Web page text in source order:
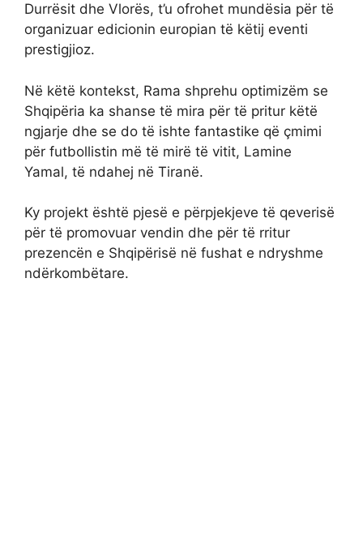
Durrësit dhe Vlorës, t’u ofrohet mundësia për të
organizuar edicionin europian të këtij eventi
prestigjioz.
Në këtë kontekst, Rama shprehu optimizëm se
Shqipëria ka shanse të mira për të pritur këtë
ngjarje dhe se do të ishte fantastike që çmimi
për futbollistin më të mirë të vitit, Lamine
Yamal, të ndahej në Tiranë.
Ky projekt është pjesë e përpjekjeve të qeverisë
për të promovuar vendin dhe për të rritur
prezencën e Shqipërisë në fushat e ndryshme
ndërkombëtare.